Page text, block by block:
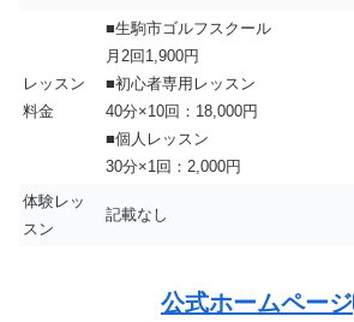
レッスン
料金
■生駒市ゴルフスクール
月2回1,900円
■初心者専用レッスン
40分×10回：18,000円
■個人レッスン
30分×1回：2,000円
体験レッ
スン
記載なし
公式ホームページ